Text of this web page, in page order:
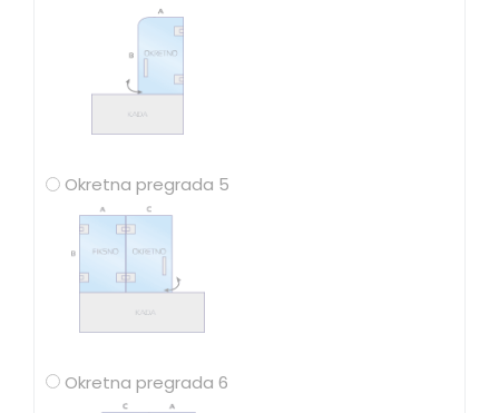
Okretna pregrada 5
Okretna pregrada 6